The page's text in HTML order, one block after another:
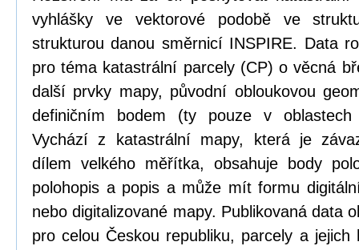
vyhlášky ve vektorové podobě ve
strukturou danou směrnicí INSPIRE. Data
pro téma katastrální parcely (CP) o věcná
další prvky mapy, původní obloukovou
definičním bodem (ty pouze v
Vychází z katastrální mapy, která je
dílem velkého měřítka, obsahuje body
polohopis a popis a může mít formu
nebo digitalizované mapy. Publikovaná data
pro celou Českou republiku, parcely a jejich